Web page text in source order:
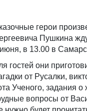
герои
Пушкина
в 13.00 в
гостей они
от Русалки,
Ученого, задания
вопросы от